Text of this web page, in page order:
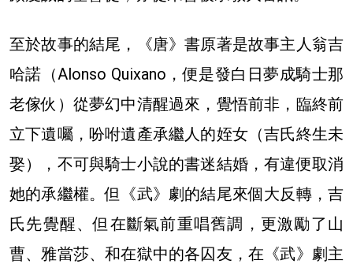
至於故事的結尾，《唐》書原著是故事主人翁吉
哈諾（Alonso Quixano，便是發白日夢成騎士那
老傢伙）從夢幻中清醒過來，覺悟前非，臨終前
立下遺囑，吩咐遺產承繼人的姪女（吉氏終生未
娶），不可與騎士小說的書迷結婚，有違便取消
她的承繼權。但《武》劇的結尾來個大反轉，吉
氏先覺醒、但在斷氣前重唱舊調，更激勵了山
曹、雅當莎、和在獄中的各囚友，在《武》劇主